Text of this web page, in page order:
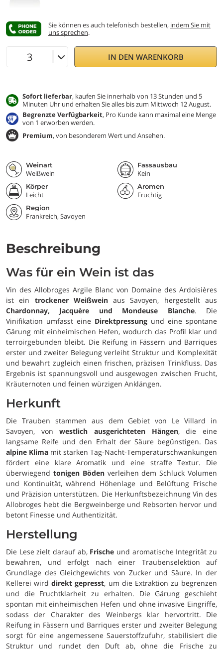
Sie können es auch telefonisch bestellen, indem Sie mit
uns sprechen.
IN DEN WARENKORB
Sofort lieferbar, kaufen Sie innerhalb von 13 Stunden und 5
Minuten Uhr und erhalten Sie alles bis zum Mittwoch 12 August.
Begrenzte Verfügbarkeit, Pro Kunde kann maximal eine Menge
von 1 erworben werden.
Premium, von besonderem Wert und Ansehen.
Weinart
Weißwein
Fassausbau
Kein
Körper
Leicht
Aromen
Fruchtig
Region
Frankreich, Savoyen
Beschreibung
Was für ein Wein ist das
Vin des Allobroges Argile Blanc von Domaine des Ardoisières
ist ein trockener Weißweinaus Savoyen, hergestellt aus
Chardonnay, Jacquère und Mondeuse Blanche. Die
Vinifikation umfasst eine Direktpressung und eine spontane
Gärung mit einheimischen Hefen, wodurch das Profil klar und
terroirgebunden bleibt. Die Reifung in Fässern und Barriques
erster und zweiter Belegung verleiht Struktur und Komplexität
und bewahrt zugleich einen frischen, präzisen Trinkfluss. Das
Ergebnis ist spannungsvoll und ausgewogen zwischen Frucht,
Kräuternoten und feinen würzigen Anklängen.
Herkunft
Die Trauben stammen aus dem Gebiet von Le Villard in
Savoyen, vonwestlich ausgerichteten Hängen, die eine
langsame Reife und den Erhalt der Säure begünstigen. Das
alpine Klima mit starken Tag-Nacht-Temperaturschwankungen
fördert eine klare Aromatik und eine straffe Textur. Die
überwiegend tonigen Bödenverleihen dem Schluck Volumen
und Kontinuität, während Höhenlage und Belüftung Frische
und Präzision unterstützen. Die Herkunftsbezeichnung Vin des
Allobroges hebt die Bergweinberge und Rebsorten hervor und
betont Finesse und Authentizität.
Herstellung
Die Lese zielt darauf ab, Frische und aromatische Integrität zu
bewahren, und erfolgt nach einer Traubenselektion auf
Grundlage des Gleichgewichts von Zucker und Säure. In der
Kellerei wirddirekt gepresst, um die Extraktion zu begrenzen
und die Fruchtklarheit zu erhalten. Die Gärung geschieht
spontan mit einheimischen Hefen und ohne invasive Eingriffe,
sodass der Charakter des Weinbergs klar hervortritt. Die
Reifung in Fässern und Barriques erster und zweiter Belegung
sorgt für eine angemessene Sauerstoffzufuhr, stabilisiert die
Struktur und rundet den Duft ab, ohne die Frische zu